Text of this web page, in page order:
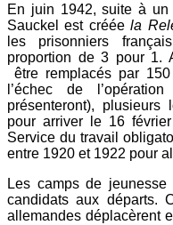
En juin 1942, suite à
Sauckel est crééela
les prisonniers
proportion de 3 pour 1.
être remplacés par
l’échec de
présenteront), plusieurs
pour arriver le 16
Service du travail
entre 1920 et 1922 pour
Les camps de
candidats aux départs.
allemandes déplacèrent